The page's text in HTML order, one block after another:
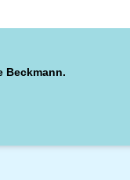
Beckmann.